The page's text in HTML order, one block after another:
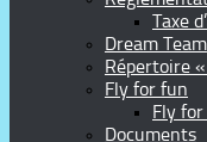
Taxe
Dream Team
Répertoire
Fly for fun
Fly
Documents